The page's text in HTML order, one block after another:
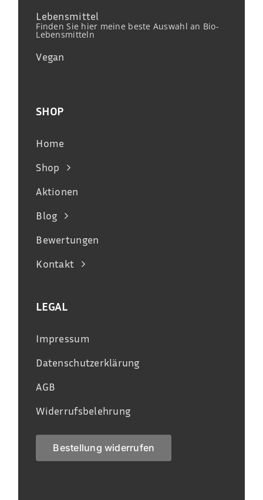
Lebensmittel
Finden Sie hier meine beste Auswahl an Bio-
Lebensmitteln
Vegan
SHOP
Home
Shop
Aktionen
Blog
Bewertungen
Kontakt
LEGAL
Impressum
Datenschutzerklärung
AGB
Widerrufsbelehrung
Bestellung widerrufen